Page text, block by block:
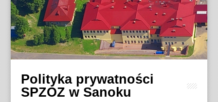
Polityka prywatności
SPZOZ w Sanoku